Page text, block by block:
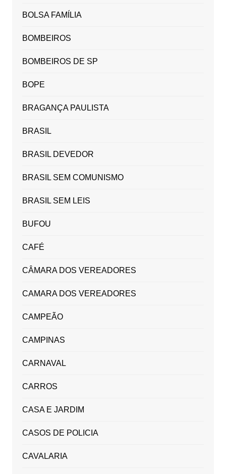
BOLSA FAMÍLIA
BOMBEIROS
BOMBEIROS DE SP
BOPE
BRAGANÇA PAULISTA
BRASIL
BRASIL DEVEDOR
BRASIL SEM COMUNISMO
BRASIL SEM LEIS
BUFOU
CAFÉ
CÂMARA DOS VEREADORES
CAMARA DOS VEREADORES
CAMPEÃO
CAMPINAS
CARNAVAL
CARROS
CASA E JARDIM
CASOS DE POLICIA
CAVALARIA